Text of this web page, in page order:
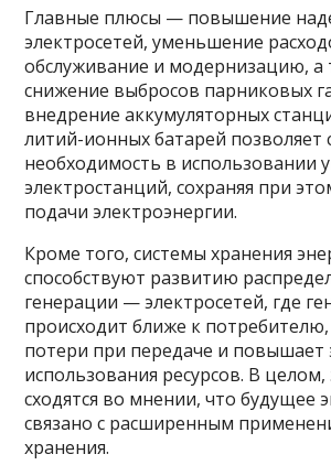
Главные плюсы — повышение
электросетей, уменьшение
обслуживание и модернизацию, а
снижение выбросов парниковых
внедрение аккумуляторных
литий-ионных батарей позволяет
необходимость в использовании
электростанций, сохраняя при
подачи электроэнергии.
Кроме того, системы хранения
способствуют развитию
генерации — электросетей, где
происходит ближе к
потери при передаче и повышает
использования ресурсов. В целом,
сходятся во мнении, что будущее
связано с расширенным
хранения.